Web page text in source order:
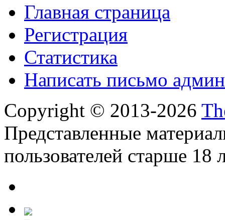
Главная страница
Регистрация
Статистика
Написать письмо
Copyright © 2013-2026
Представленные
пользователей старше 18